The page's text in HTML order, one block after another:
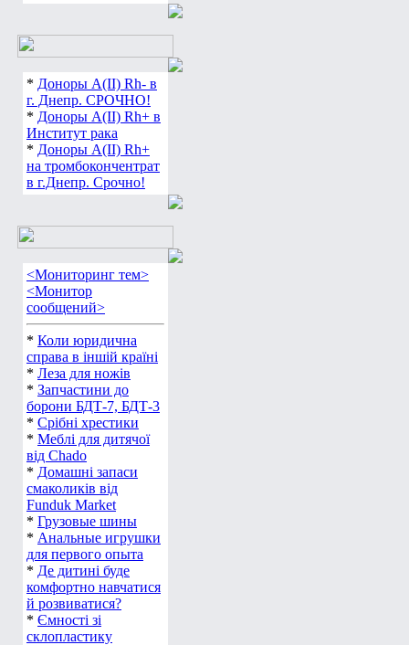
* Доноры А(ІІ) Rh- в
г. Днепр. СРОЧНО!
* Доноры А(ІІ) Rh+ в
Институт рака
* Доноры А(ІІ) Rh+
на тромбокончентрат
в г.Днепр. Срочно!
<Мониторинг тем>
<Монитор
сообщений>
* Коли юридична
справа в іншій країні
* Леза для ножів
* Запчастини до
борони БДТ-7, БДТ-3
* Срібні хрестики
* Меблі для дитячої
від Chado
* Домашні запаси
смаколиків від
Funduk Market
* Грузовые шины
* Анальные игрушки
для первого опыта
* Де дитині буде
комфортно навчатися
й розвиватися?
* Ємності зі
склопластику